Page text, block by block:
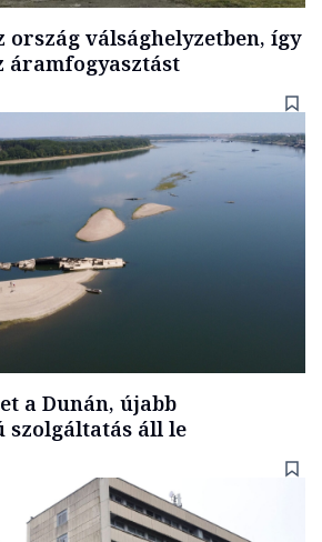
ország válsághelyzetben, így
áramfogyasztást
a Dunán, újabb
szolgáltatás áll le